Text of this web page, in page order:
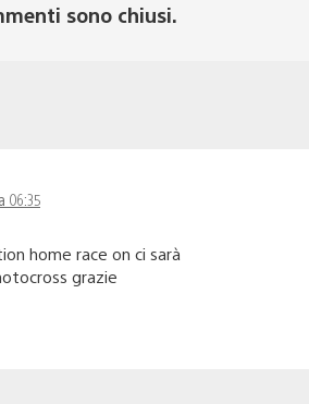
sono chiusi.
06:35
home race on ci sarà
grazie